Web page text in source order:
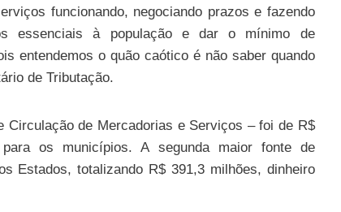
funcionando, negociando prazos e fazendo
essenciais à população e dar o mínimo de
entendemos o quão caótico é não saber quando
de Tributação.
Circulação de Mercadorias e Serviços – foi de R$
os municípios. A segunda maior fonte de
Estados, totalizando R$ 391,3 milhões, dinheiro